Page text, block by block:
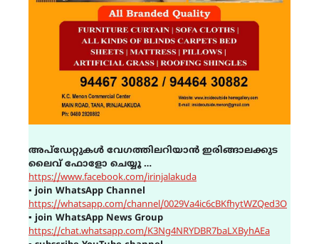
അപ്ഡേറ്റുകൾ വേഗത്തിലറിയാൻ ഇരിങ്ങാലക്കുട
ലൈവ് ഫോളോ ചെയ്യൂ …
https://www.facebook.com/irinjalakuda
▪ join WhatsApp Channel
https://whatsapp.com/channel/0029Va4ic6cBKfhytWZQed3O
▪ join WhatsApp News Group
https://chat.whatsapp.com/K3Ng4NRYDBR7baLXByhAEa